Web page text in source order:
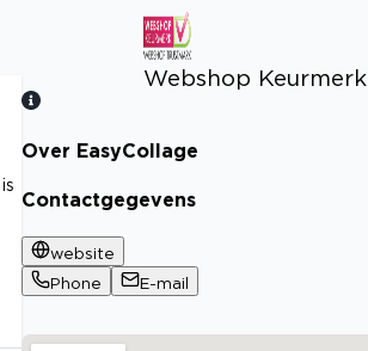
Webshop Keurmerk
Bekijk certificaat
Over EasyCollage
Contactgegevens
website
Phone
E-mail